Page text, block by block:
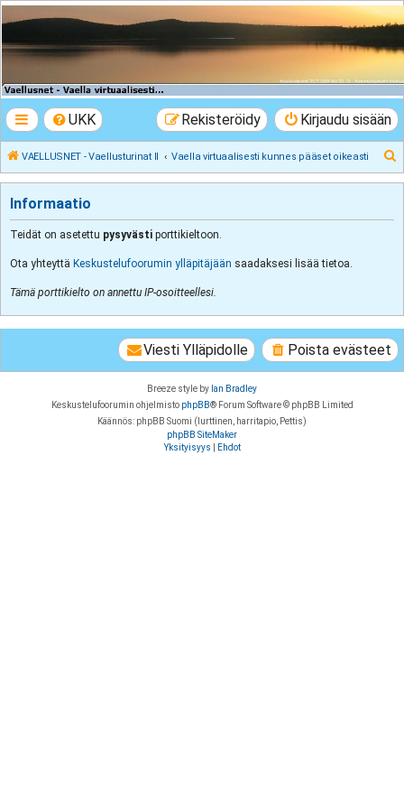
VAELLUSNET -
Vaellusturinat II
UKK Kirjaudu sisään
Rekisteröidy
VAELLUSNET - Vaellusturinat II Vaella virtuaalisesti kunnes pääset oikeasti
Informaatio
Teidät on asetettu pysyvästi porttikieltoon.
Ota yhteyttä Keskustelufoorumin ylläpitäjään saadaksesi lisää tietoa.
Tämä porttikielto on annettu IP-osoitteellesi.
Poista evästeet
Viesti Ylläpidolle
Breeze style by Ian Bradley
Keskustelufoorumin ohjelmisto phpBB® Forum Software © phpBB Limited
Käännös: phpBB Suomi (lurttinen, harritapio, Pettis)
phpBB SiteMaker
Yksityisyys
Ehdot